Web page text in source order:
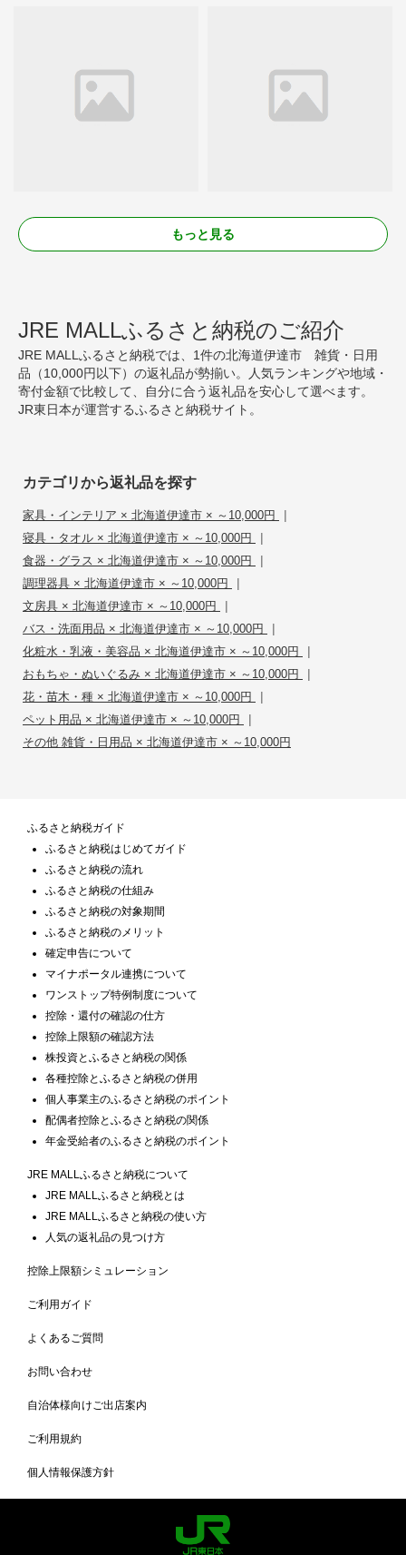
もっと見る
JRE MALLふるさと納税のご紹介
JRE MALLふるさと納税では、1件の北海道伊達市 雑貨・日用
品（10,000円以下）の返礼品が勢揃い。人気ランキングや地域・
寄付金額で比較して、自分に合う返礼品を安心して選べます。
JR東日本が運営するふるさと納税サイト。
カテゴリから返礼品を探す
家具・インテリア × 北海道伊達市 × ～10,000円 |
寝具・タオル × 北海道伊達市 × ～10,000円 |
食器・グラス × 北海道伊達市 × ～10,000円 |
調理器具 × 北海道伊達市 × ～10,000円 |
文房具 × 北海道伊達市 × ～10,000円 |
バス・洗面用品 × 北海道伊達市 × ～10,000円 |
化粧水・乳液・美容品 × 北海道伊達市 × ～10,000円 |
おもちゃ・ぬいぐるみ × 北海道伊達市 × ～10,000円 |
花・苗木・種 × 北海道伊達市 × ～10,000円 |
ペット用品 × 北海道伊達市 × ～10,000円 |
その他 雑貨・日用品 × 北海道伊達市 × ～10,000円
ふるさと納税ガイド
ふるさと納税はじめてガイド
ふるさと納税の流れ
ふるさと納税の仕組み
ふるさと納税の対象期間
ふるさと納税のメリット
確定申告について
マイナポータル連携について
ワンストップ特例制度について
控除・還付の確認の仕方
控除上限額の確認方法
株投資とふるさと納税の関係
各種控除とふるさと納税の併用
個人事業主のふるさと納税のポイント
配偶者控除とふるさと納税の関係
年金受給者のふるさと納税のポイント
JRE MALLふるさと納税について
JRE MALLふるさと納税とは
JRE MALLふるさと納税の使い方
人気の返礼品の見つけ方
控除上限額シミュレーション
ご利用ガイド
よくあるご質問
お問い合わせ
自治体様向けご出店案内
ご利用規約
個人情報保護方針